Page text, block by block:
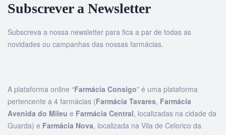
Subscrever a Newsletter
Subscreva a nossa newsletter para fica a par de todas as
novidades ou campanhas das nossas farmácias.
A plataforma online “Farmácia Consigo” é uma plataforma
pertencente a 4 farmácias (Farmácia Tavares, Farmácia
Avenida do Mileu e Farmácia Central, localizadas na cidade da
Guarda) e Farmácia Nova, localizada na Vila de Celorico da